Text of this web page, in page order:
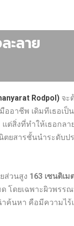
ะลาย
Rodpol) จะ
ออาชีพ เดิมทีเธอเป็
ต่สิ่งที่ทำให้เธอกลา
ยสารชั้นนำระดับปร
ส่วนสูง 163 เซนติเม
โดยเฉพาะผิวพรร
ค้นหา คือมีความไร้